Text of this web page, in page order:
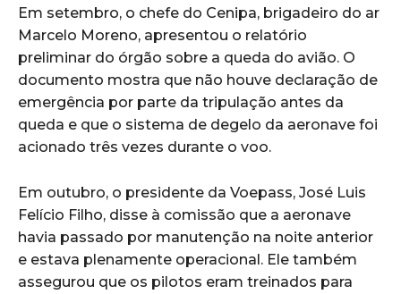
Em setembro, o chefe do Cenipa, brigadeiro do ar
Marcelo Moreno, apresentou o relatório
preliminar do órgão sobre a queda do avião. O
documento mostra que não houve declaração de
emergência por parte da tripulação antes da
queda e que o sistema de degelo da aeronave foi
acionado três vezes durante o voo.
Em outubro, o presidente da Voepass, José Luis
Felício Filho, disse à comissão que a aeronave
havia passado por manutenção na noite anterior
e estava plenamente operacional. Ele também
assegurou que os pilotos eram treinados para